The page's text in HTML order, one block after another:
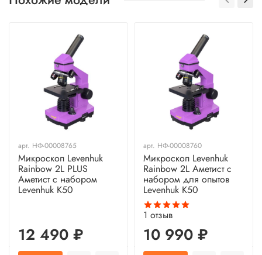
арт. НФ-00008765
Микроскоп Levenhuk
Rainbow 2L PLUS
Аметист с набором
Levenhuk K50
12 490 ₽
арт. НФ-00008760
Микроскоп Levenhuk
Rainbow 2L Аметист с
набором для опытов
Levenhuk K50
1 отзыв
10 990 ₽